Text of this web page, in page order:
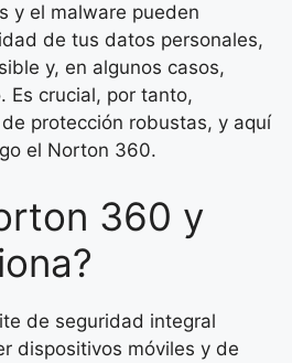
y el malware pueden
de tus datos personales,
y, en algunos casos,
Es crucial, por tanto,
protección robustas, y aquí
el Norton 360.
360 y
de seguridad integral
dispositivos móviles y de